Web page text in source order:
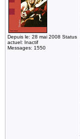
Depuis le: 28 mai 2008 Status
actuel: Inactif
Messages: 1550